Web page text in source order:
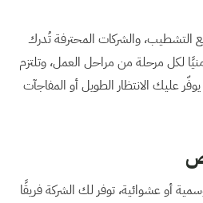
والشركات المحترفة تُدرك
لكل مرحلة من مراحل العمل، وتلتزم
عليك الانتظار الطويل أو المفاجآت
أو عشوائية، توفر لك الشركة فريقًا